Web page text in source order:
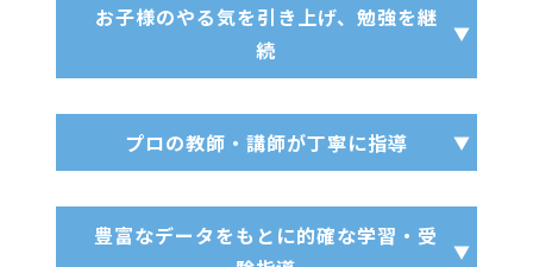
お子様のやる気を引き上げ、勉強を継
続
プロの教師・講師が丁寧に指導
豊富なデータをもとに的確な学習・受